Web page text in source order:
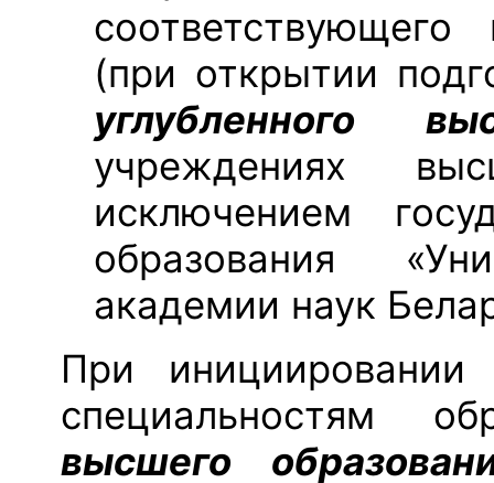
соответствующего
(при открытии
углубленного
учреждениях
исключением
образования
академии наук
При инициировании
специальностям
высшего